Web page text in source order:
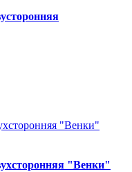
"Венки"